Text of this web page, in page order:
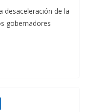
desaceleración de la
gobernadores